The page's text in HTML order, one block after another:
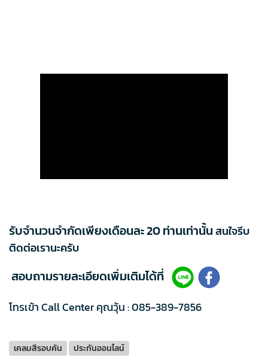
รับจำนวนจำกัดเพียงเดือนละ 20 ท่านเท่านั้นสนใจรีบ
ติดต่อเรานะครับ
สอบถามรายละเอียดเพิ่มเติมได้ที่
โทรเข้า Call Center คุณวุ้น :085-389-7856
เคลมสีรอบคัน ประกันออนไลน์